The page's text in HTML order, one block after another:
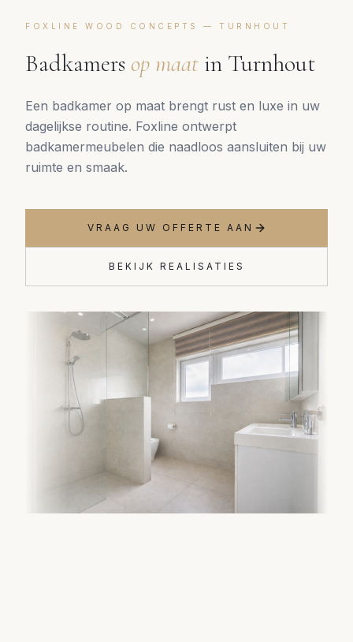
FOXLINE WOOD CONCEPTS — TURNHOUT
Badkamers op maat in Turnhout
Een badkamer op maat brengt rust en luxe in uw
dagelijkse routine. Foxline ontwerpt
badkamermeubelen die naadloos aansluiten bij uw
ruimte en smaak.
VRAAG UW OFFERTE AAN
BEKIJK REALISATIES